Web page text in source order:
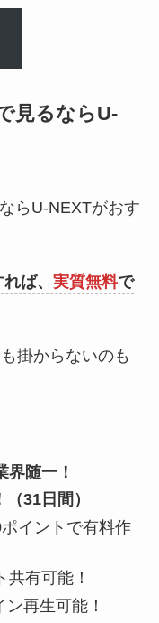
見るならU-
らU-NEXTがおす
ば、 実質無料で
掛からないのも
界随一！
31日間）
イントで有料作
有可能！
再生可能！